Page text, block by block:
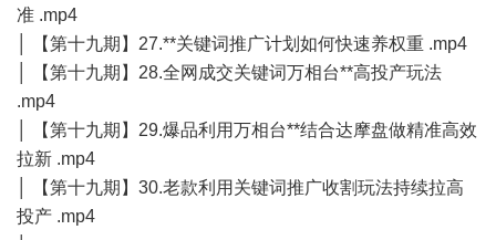
准 .mp4
│ 【第十九期】27.**关键词推广计划如何快速养权重 .mp4
│ 【第十九期】28.全网成交关键词万相台**高投产玩法
.mp4
│ 【第十九期】29.爆品利用万相台**结合达摩盘做精准高效
拉新 .mp4
│ 【第十九期】30.老款利用关键词推广收割玩法持续拉高
投产 .mp4